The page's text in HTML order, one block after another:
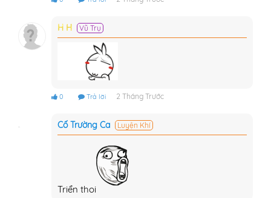
H H Vũ Trụ
0 Trả lời 2 Tháng Trước
Cố Trường Ca Luyện Khí
Triển thoi